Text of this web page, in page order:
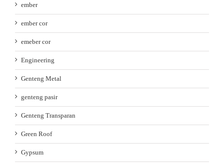
ember
ember cor
emeber cor
Engineering
Genteng Metal
genteng pasir
Genteng Transparan
Green Roof
Gypsum